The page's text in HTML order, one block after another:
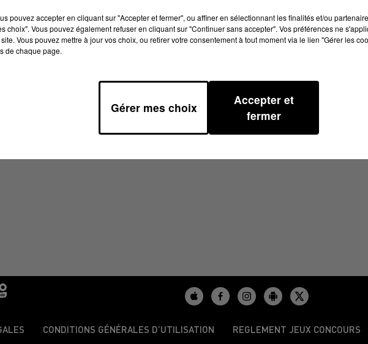
À 06H45
CONDITIONS GÉNÉRALES D’UTILISATION REGLEMENT JEUX CONCOURS
pouvez accepter en cliquant sur "Accepter et fermer", ou affiner en sélectionnant les finalités et/ou
choix". Vous pouvez également refuser en cliquant sur "Continuer sans accepter". Vos préférences ne
Vous pouvez mettre à jour vos choix, ou retirer votre consentement à tout moment via le lien "Gérer les
de chaque page.
Gérer mes choix
Accepter et
fermer